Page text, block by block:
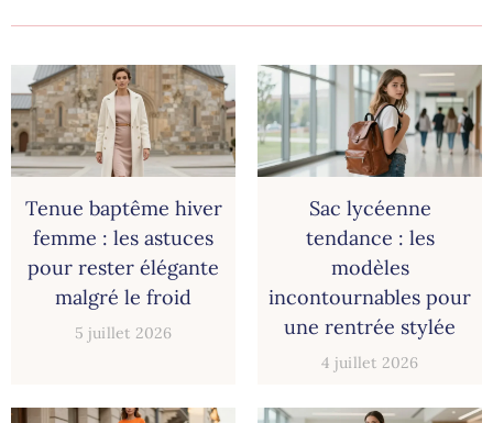
Tenue baptême hiver
femme : les astuces
pour rester élégante
malgré le froid
5 juillet 2026
Sac lycéenne
tendance : les
modèles
incontournables pour
une rentrée stylée
4 juillet 2026